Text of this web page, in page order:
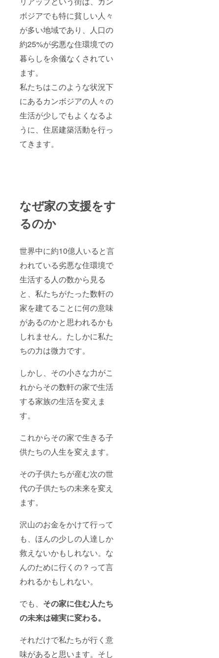
ボジアでも特に貧しい人々
が多い地域であり、人口の
約25%が劣悪な住環境での
暮らしを余儀なくされてい
ます。
私たちはこのような状況下
にあるカンボジアの人々の
生活が少しでもよくなるよ
うに、住居建築活動を行っ
てきます。
なぜ家の支援をす
るのか
世界中に約10億人いると言
われている劣悪な住環境で
生活する人の数から見る
と、私たちがたった数軒の
家を建てることに何の意味
があるのかと思われるかも
しれません。たしかに私た
ちの力は微力です。
しかし、その小さな力がこ
れからその数軒の家で生活
する家族の生活を変えま
す。
これからその家で生きる子
供たちの人生を変えます。
その子供たちが産む次の世
代の子供たちの未来を変え
ます。
沢山のお金をかけて行って
も、ほんの少しの人達しか
救えないかもしれない。な
んのために行くの？って言
われるかもしれない。
でも、 その家に住む人たち
の未来は確実に変わる。
それだけで私たちが行く意
味があると思います。 そし